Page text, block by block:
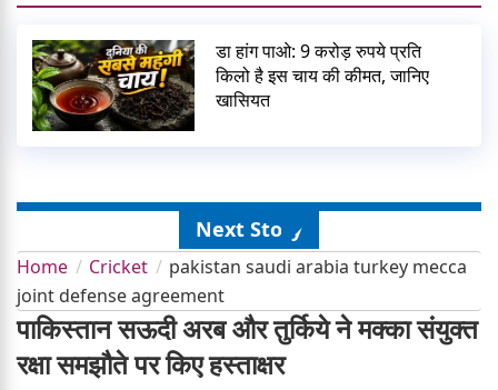
डा हांग पाओ: 9 करोड़ रुपये प्रति
किलो है इस चाय की कीमत, जानिए
खासियत
Next Story
Home Cricket
pakistan saudi arabia turkey mecca
joint defense agreement
पाकिस्तान सऊदी अरब और तुर्किये ने मक्का संयुक्त
रक्षा समझौते पर किए हस्ताक्षर